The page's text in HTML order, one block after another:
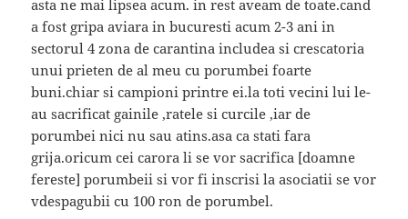
asta ne mai lipsea acum. in rest aveam de toate.cand
a fost gripa aviara in bucuresti acum 2-3 ani in
sectorul 4 zona de carantina includea si crescatoria
unui prieten de al meu cu porumbei foarte
buni.chiar si campioni printre ei.la toti vecini lui le-
au sacrificat gainile ,ratele si curcile ,iar de
porumbei nici nu sau atins.asa ca stati fara
grija.oricum cei carora li se vor sacrifica [doamne
fereste] porumbeii si vor fi inscrisi la asociatii se vor
vdespagubii cu 100 ron de porumbel.